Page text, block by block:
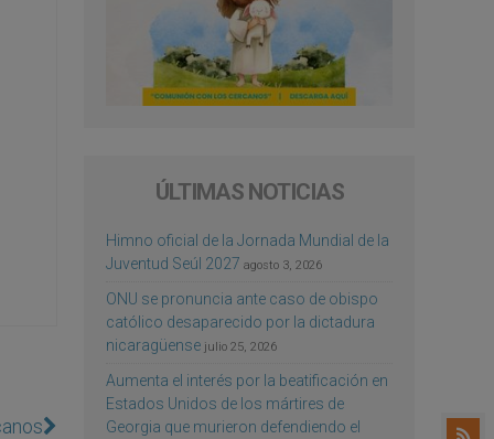
ÚLTIMAS NOTICIAS
Himno oficial de la Jornada Mundial de la
Juventud Seúl 2027 agosto 3, 2026
ONU se pronuncia ante caso de obispo
católico desaparecido por la dictadura
nicaragüense julio 25, 2026
Aumenta el interés por la beatificación en
Estados Unidos de los mártires de
Georgia que murieron defendiendo el